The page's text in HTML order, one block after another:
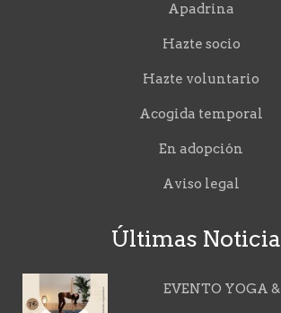
Apadrina
Hazte socio
Hazte voluntario
Acogida temporal
En adopción
Aviso legal
Últimas
EVENTO YOGA